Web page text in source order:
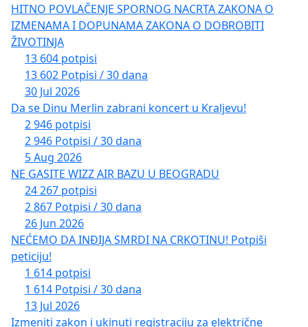
HITNO POVLAČENJE SPORNOG NACRTA ZAKONA O
IZMENAMA I DOPUNAMA ZAKONA O DOBROBITI
ŽIVOTINJA
13 604 potpisi
13 602 Potpisi / 30 dana
30 Jul 2026
Da se Dinu Merlin zabrani koncert u Kraljevu!
2 946 potpisi
2 946 Potpisi / 30 dana
5 Aug 2026
NE GASITE WIZZ AIR BAZU U BEOGRADU
24 267 potpisi
2 867 Potpisi / 30 dana
26 Jun 2026
NEĆEMO DA INĐIJA SMRDI NA CRKOTINU! Potpiši
peticiju!
1 614 potpisi
1 614 Potpisi / 30 dana
13 Jul 2026
Izmeniti zakon i ukinuti registraciju za električne